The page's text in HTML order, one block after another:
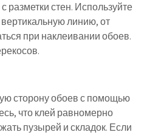
разметки стен. Используйте
линию, от
при наклеивании обоев.
сторону обоев с помощью
что клей равномерно
пузырей и складок. Если